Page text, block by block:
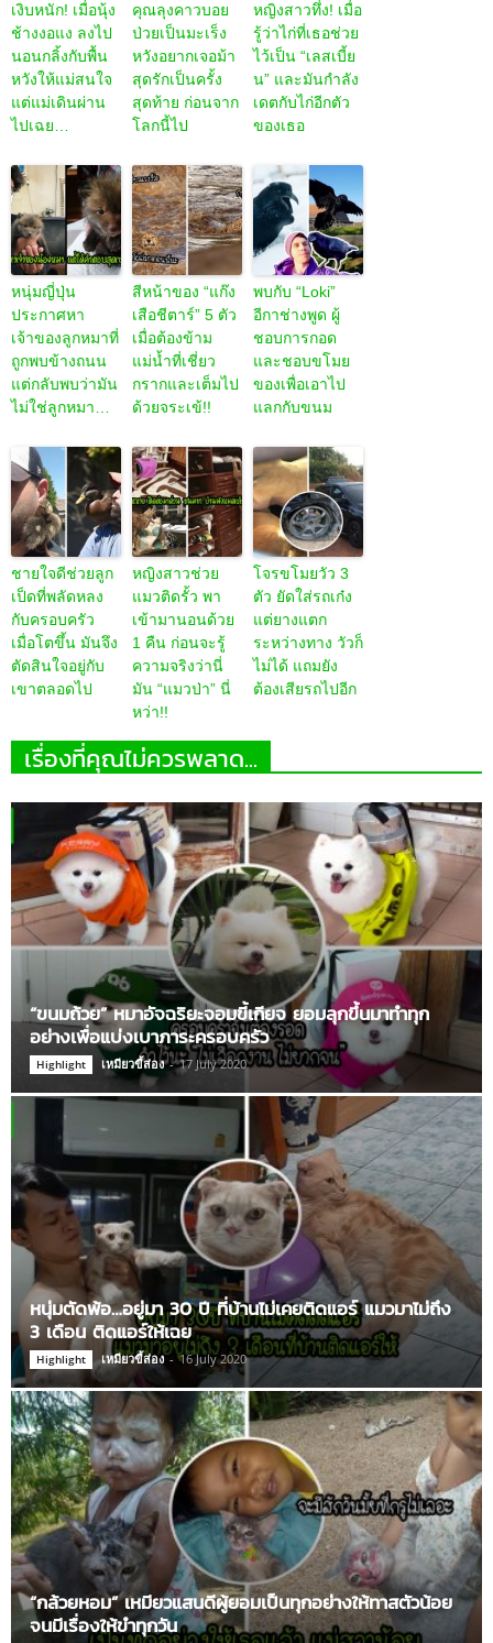
เงิบหนัก! เมื่อนุ้ง
ช้างงอแง ลงไป
นอนกลิ้งกับพื้น
หวังให้แม่สนใจ
แต่แม่เดินผ่าน
ไปเฉย…
คุณลุงคาวบอย
ป่วยเป็นมะเร็ง
หวังอยากเจอม้า
สุดรักเป็นครั้ง
สุดท้าย ก่อนจาก
โลกนี้ไป
หญิงสาวทึ่ง! เมื่อ
รู้ว่าไก่ที่เธอช่วย
ไว้เป็น “เลสเบี้ย
น” และมันกำลัง
เดตกับไก่อีกตัว
ของเธอ
หนุ่มญี่ปุ่น
ประกาศหา
เจ้าของลูกหมาที่
ถูกพบข้างถนน
แต่กลับพบว่ามัน
ไม่ใช่ลูกหมา…
สีหน้าของ “แก๊ง
เสือชีตาร์” 5 ตัว
เมื่อต้องข้าม
แม่น้ำที่เชี่ยว
กรากและเต็มไป
ด้วยจระเข้!!
พบกับ “Loki”
อีกาช่างพูด ผู้
ชอบการกอด
และชอบขโมย
ของเพื่อเอาไป
แลกกับขนม
ชายใจดีช่วยลูก
เป็ดที่พลัดหลง
กับครอบครัว
เมื่อโตขึ้น มันจึง
ตัดสินใจอยู่กับ
เขาตลอดไป
หญิงสาวช่วย
แมวติดรั้ว พา
เข้ามานอนด้วย
1 คืน ก่อนจะรู้
ความจริงว่านี่
มัน “แมวป่า” นี่
หว่า!!
โจรขโมยวัว 3
ตัว ยัดใส่รถเก๋ง
แต่ยางแตก
ระหว่างทาง วัวก็
ไม่ได้ แถมยัง
ต้องเสียรถไปอีก
เรื่องที่คุณไม่ควรพลาด...
“ขนมถ้วย” หมาอัจฉริยะจอมขี้เกียจ ยอมลุกขึ้นมาทำทุก
อย่างเพื่อแบ่งเบาภาระครอบครัว
Highlight เหมียวขี้ส่อง - 17 July 2020
หนุ่มตัดพ้อ…อยู่มา 30 ปี ที่บ้านไม่เคยติดแอร์ แมวมาไม่ถึง
3 เดือน ติดแอร์ให้เฉย
Highlight เหมียวขี้ส่อง - 16 July 2020
“กล้วยหอม” เหมียวแสนดีผู้ยอมเป็นทุกอย่างให้ทาสตัวน้อย
จนมีเรื่องให้ขำทุกวัน